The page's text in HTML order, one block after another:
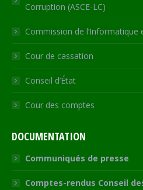
Corruption (ASCE-LC)
Commission de l’Informatique
Cour de cassation
Conseil d’État
Cour des comptes
DOCUMENTATION
Communiqués de presse
Comptes-rendus Conseil